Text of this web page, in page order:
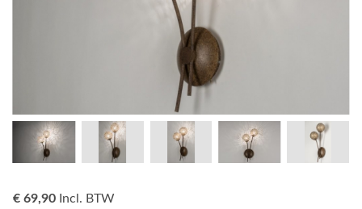
€ 69,90 Incl. BTW